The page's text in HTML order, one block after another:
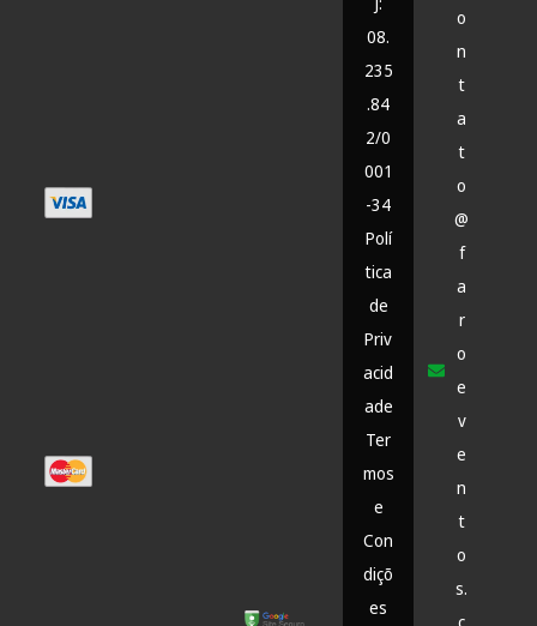
08.
235
.84
2/0
001
-34
Polí
tica
de
Priv
acid
ade
Ter
mos
e
Con
diçõ
es
o
n
t
a
t
o
@
f
a
r
o
e
v
e
n
t
o
s.